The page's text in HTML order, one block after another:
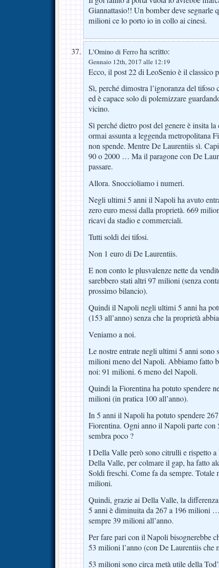
Giannattasio!! Un bomber deve segnarle
milioni ce lo porto io in collo ai cinesi.
L'Omino di Ferro ha scritto:
Gennaio 12th, 2017 alle 12:19
Ecco, il post 22 di LeoSenio è il classico
Sì, perché dimostra l’ignoranza del tifoso
ed è capace solo di polemizzare
vicino.
Sì perché dietro post del genere è insita
ormai assunta a leggenda metropolitana
non spende. Mentre De Laurentiis sì.
90 o 2000 … Ma il paragone con De
passare.
Allora. Snoccioliamo i numeri.
Negli ultimi 5 anni il Napoli ha avuto
zero euro messi dalla proprietà. 669
ricavi da stadio e commerciali.
Tutti soldi dei tifosi.
Non 1 euro di De Laurentiis.
E non conto le plusvalenze nette da
sarebbero stati altri 97 milioni (senza
prossimo bilancio).
Quindi il Napoli negli ultimi 5 anni ha
(153 all’anno) senza che la proprietà
Veniamo a noi.
Le nostre entrate negli ultimi 5 anni sono
milioni meno del Napoli. Abbiamo fatto
noi: 91 milioni. 6 meno del Napoli.
Quindi la Fiorentina ha potuto spendere
milioni (in pratica 100 all’anno).
In 5 anni il Napoli ha potuto spendere
Fiorentina. Ogni anno il Napoli parte
sembra poco ?
I Della Valle però sono citrulli e rispetto
Della Valle, per colmare il gap, ha fatto
Soldi freschi. Come fa da sempre.
milioni.
Quindi, grazie ai Della Valle, la
5 anni è diminuita da 267 a 196 milioni
sempre 39 milioni all’anno.
Per fare pari con il Napoli bisognerebbe
53 milioni l’anno (con De Laurentiis che
53 milioni sono circa metà utile della